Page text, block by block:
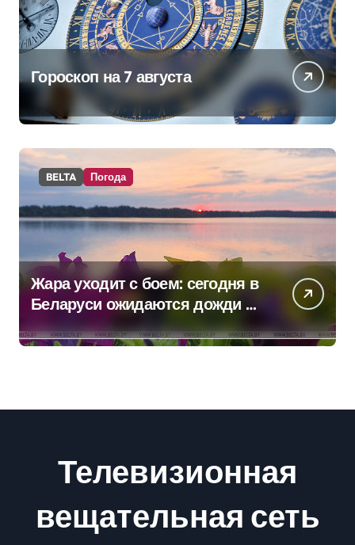
Гороскоп на 7 августа
BELTA Погода
Жара уходит с боем: сегодня в
Беларуси ожидаются дожди и
грозы
Телевизионная
вещательная сеть